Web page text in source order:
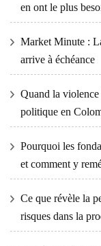
en ont le plus
Market Minute :
arrive à échéance
Quand la
politique en
Pourquoi les
et comment y
Ce que révèle la
risques dans la